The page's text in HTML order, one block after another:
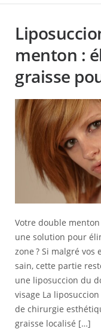
menton :
graisse
Votre double
une solution pour
zone ? Si malgré
sain, cette partie
une liposuccion du
visage La
de chirurgie
graisse localisé […]